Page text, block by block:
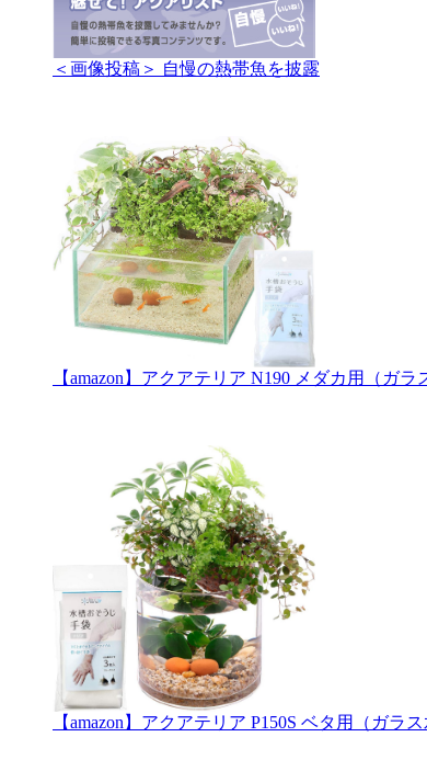
＜画像投稿＞ 自慢の熱帯魚を披露
【amazon】アクアテリア N190 メダカ用（ガ
【amazon】アクアテリア P150S ベタ用（ガ